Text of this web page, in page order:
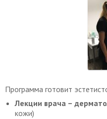
Программа готовит
Лекции врача –
кожи)